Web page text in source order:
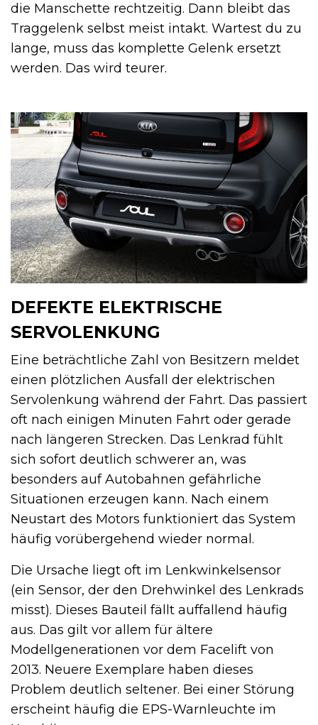
die Manschette rechtzeitig. Dann bleibt das
Traggelenk selbst meist intakt. Wartest du zu
lange, muss das komplette Gelenk ersetzt
werden. Das wird teurer.
DEFEKTE ELEKTRISCHE
SERVOLENKUNG
Eine beträchtliche Zahl von Besitzern meldet
einen plötzlichen Ausfall der elektrischen
Servolenkung während der Fahrt. Das passiert
oft nach einigen Minuten Fahrt oder gerade
nach längeren Strecken. Das Lenkrad fühlt
sich sofort deutlich schwerer an, was
besonders auf Autobahnen gefährliche
Situationen erzeugen kann. Nach einem
Neustart des Motors funktioniert das System
häufig vorübergehend wieder normal.
Die Ursache liegt oft im Lenkwinkel­sensor
(ein Sensor, der den Drehwinkel des Lenkrads
misst). Dieses Bauteil fällt auffallend häufig
aus. Das gilt vor allem für ältere
Modellgenerationen vor dem Facelift von
2013. Neuere Exemplare haben dieses
Problem deutlich seltener. Bei einer Störung
erscheint häufig die EPS-Warnleuchte im